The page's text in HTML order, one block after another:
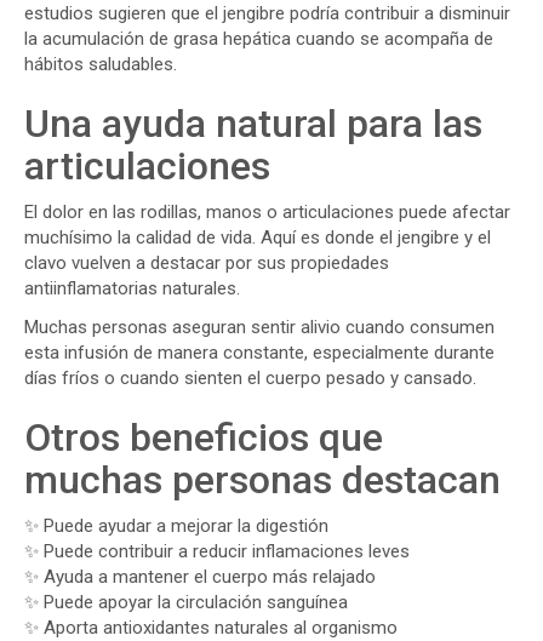
estudios sugieren que el jengibre podría contribuir a disminuir
la acumulación de grasa hepática cuando se acompaña de
hábitos saludables.
Una ayuda natural para las
articulaciones
El dolor en las rodillas, manos o articulaciones puede afectar
muchísimo la calidad de vida. Aquí es donde el jengibre y el
clavo vuelven a destacar por sus propiedades
antiinflamatorias naturales.
Muchas personas aseguran sentir alivio cuando consumen
esta infusión de manera constante, especialmente durante
días fríos o cuando sienten el cuerpo pesado y cansado.
Otros beneficios que
muchas personas destacan
✨ Puede ayudar a mejorar la digestión
✨ Puede contribuir a reducir inflamaciones leves
✨ Ayuda a mantener el cuerpo más relajado
✨ Puede apoyar la circulación sanguínea
✨ Aporta antioxidantes naturales al organismo